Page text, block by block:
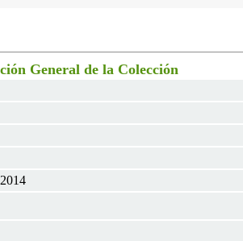
General de la Colección